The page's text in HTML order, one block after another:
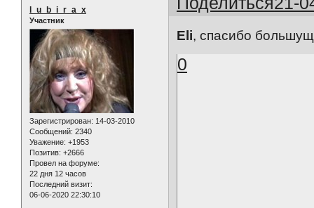
l_u_b_i_r_a_x
Участник
Зарегистрирован: 14-03-2010
Сообщений: 2340
Уважение: +1953
Позитив: +2666
Провел на форуме:
22 дня 12 часов
Последний визит:
06-06-2020 22:30:10
Eli, спасибо
0